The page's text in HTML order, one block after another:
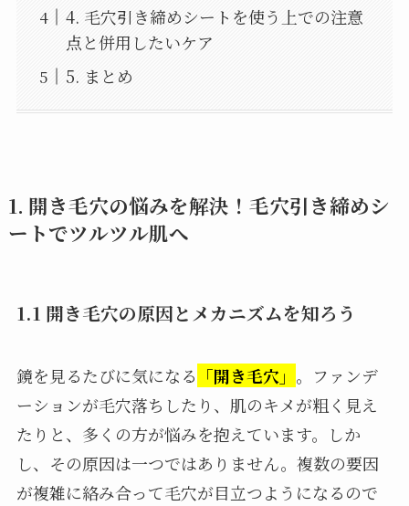
4. 毛穴引き締めシートを使う上での注意
点と併用したいケア
5. まとめ
1. 開き毛穴の悩みを解決！毛穴引き締めシ
ートでツルツル肌へ
1.1 開き毛穴の原因とメカニズムを知ろう
鏡を見るたびに気になる 「開き毛穴」 。ファンデ
ーションが毛穴落ちしたり、肌のキメが粗く見え
たりと、多くの方が悩みを抱えています。しか
し、その原因は一つではありません。複数の要因
が複雑に絡み合って毛穴が目立つようになるので